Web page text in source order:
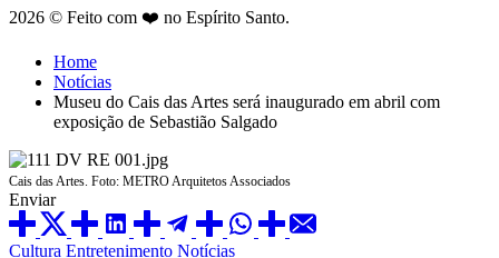
2026 © Feito com ❤️ no Espírito Santo.
Home
Notícias
Museu do Cais das Artes será inaugurado em abril com
exposição de Sebastião Salgado
Cais das Artes. Foto: METRO Arquitetos Associados
Enviar
Cultura Entretenimento Notícias